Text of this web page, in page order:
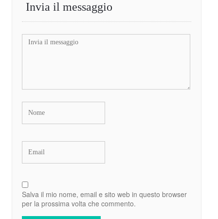
Invia il messaggio
Salva il mio nome, email e sito web in questo browser
per la prossima volta che commento.